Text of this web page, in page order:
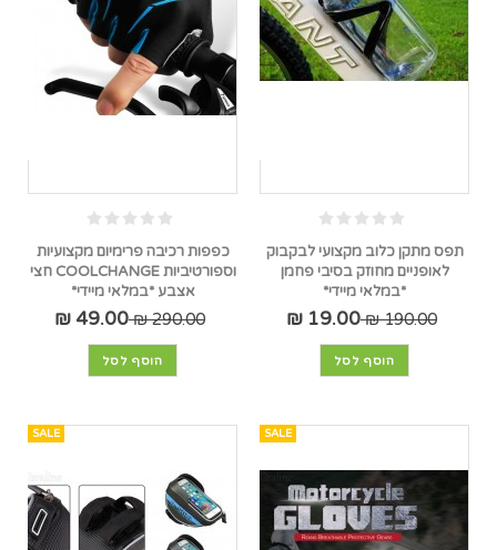
תפס מתקן כלוב מקצועי לבקבוק
לאופניים מחוזק בסיבי פחמן
*במלאי מיידי*
190.00 ₪
19.00 ₪
הוסף לסל
כפפות רכיבה פרימיום מקצועיות
וספורטיביות COOLCHANGE חצי
אצבע *במלאי מיידי*
290.00 ₪
49.00 ₪
הוסף לסל
SALE
SALE